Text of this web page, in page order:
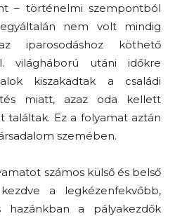
– történelmi szempontból
nem volt mindig
iparosodáshoz köthető
világháború utáni időkre
kiszakadtak a családi
miatt, azaz oda kellett
találtak. Ez a folyamat aztán
szemében.
számos külső és belső
a legkézenfekvőbb,
hazánkban a pályakezdők